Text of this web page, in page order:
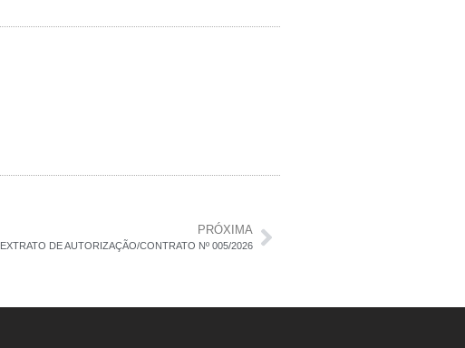
PRÓXIMA
EXTRATO DE AUTORIZAÇÃO/CONTRATO Nº 005/2026